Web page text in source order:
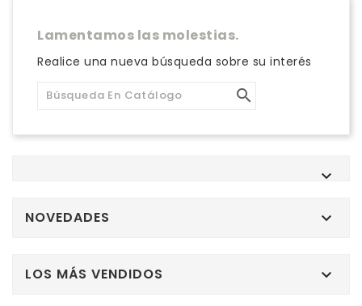
Lamentamos las molestias.
Realice una nueva búsqueda sobre su interés


NOVEDADES 
LOS MÁS VENDIDOS 